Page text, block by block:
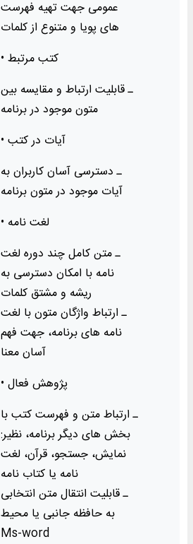
عمومی جهت تهیه فهرست‌
های پویا و متنوع از کلمات
• کتب مرتبط
ـ قابلیت ارتباط و مقایسه بین
متون موجود در برنامه
• آیات در کتب
ـ دسترسی آسان کاربران به
آیات موجود در متون برنامه
• لغت‌ نامه
ـ متن کامل چند دوره لغت‌
نامه با امکان دسترسی به
ریشه و مشتق کلمات
ـ ارتباط واژگان متون با لغت‌
نامه های برنامه، جهت فهم
آسان معنا
• پژوهش فعال
ـ ارتباط متن و فهرست کتب با
بخش‌ های دیگر برنامه، نظیر:
نمایش، جستجو، قرآن، لغت‌
نامه یا کتاب‌ نامه
ـ قابلیت انتقال متن انتخابی
به حافظه جانبی یا محیط
Ms-word